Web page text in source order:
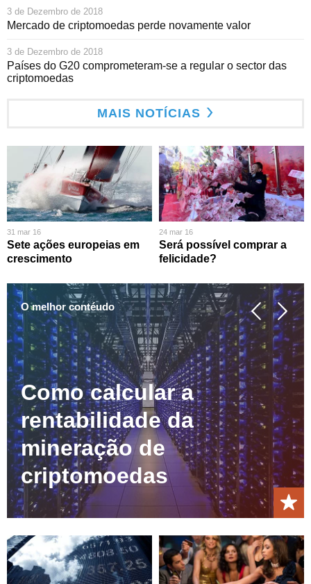
3 de Dezembro de 2018
Mercado de criptomoedas perde novamente valor
3 de Dezembro de 2018
Países do G20 comprometeram-se a regular o sector das
criptomoedas
MAIS NOTÍCIAS
31 mar 16
Sete ações europeias em
crescimento
24 mar 16
Será possível comprar a
felicidade?
O melhor contéudo
Como calcular a
rentabilidade da
mineração de
criptomoedas